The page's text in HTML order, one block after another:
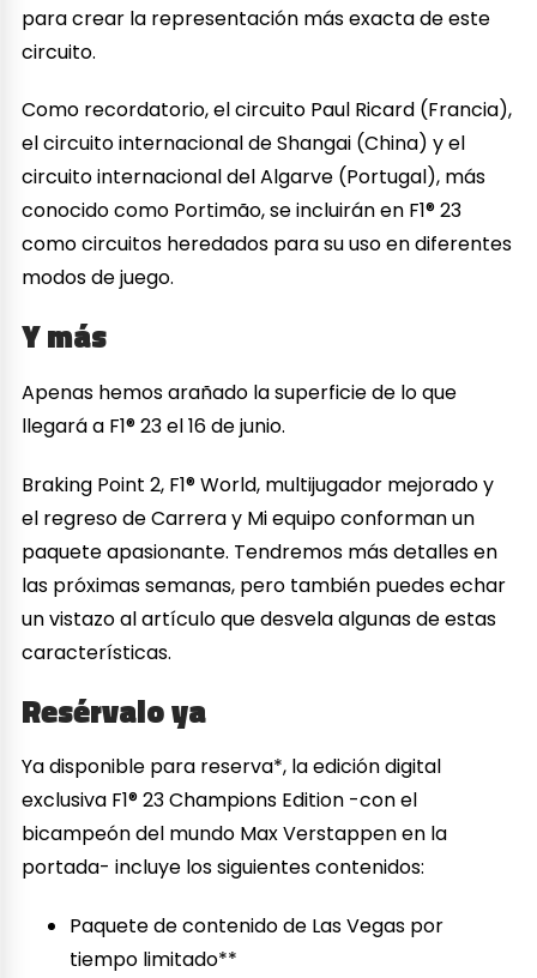
para crear la representación más exacta de este
circuito.
Como recordatorio, el circuito Paul Ricard (Francia),
el circuito internacional de Shangai (China) y el
circuito internacional del Algarve (Portugal), más
conocido como Portimão, se incluirán en F1® 23
como circuitos heredados para su uso en diferentes
modos de juego.
Y más
Apenas hemos arañado la superficie de lo que
llegará a F1® 23 el 16 de junio.
Braking Point 2, F1® World, multijugador mejorado y
el regreso de Carrera y Mi equipo conforman un
paquete apasionante. Tendremos más detalles en
las próximas semanas, pero también puedes echar
un vistazo al artículo que desvela algunas de estas
características.
Resérvalo ya
Ya disponible para reserva*, la edición digital
exclusiva F1® 23 Champions Edition -con el
bicampeón del mundo Max Verstappen en la
portada- incluye los siguientes contenidos:
Paquete de contenido de Las Vegas por
tiempo limitado**